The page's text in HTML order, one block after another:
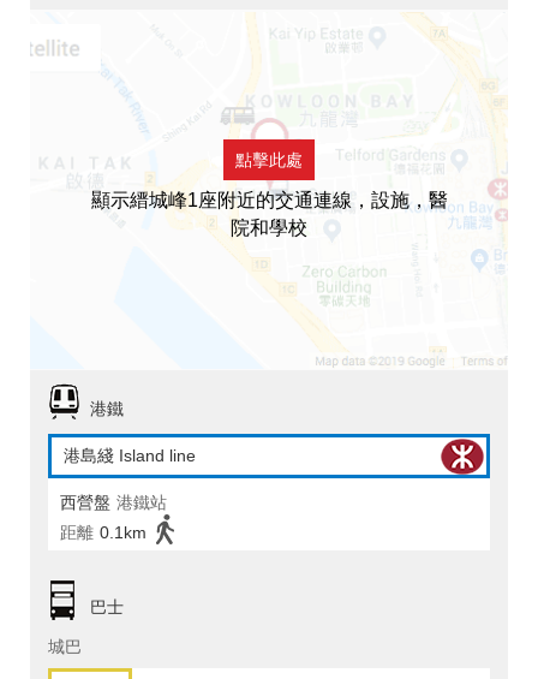
點擊此處
顯示縉城峰1座附近的交通連線，設施，醫
院和學校
港鐵
港島綫 Island line
西營盤 港鐵站
距離 0.1km
巴士
城巴